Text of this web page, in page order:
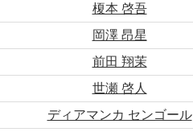
榎本 啓吾
岡澤 昂星
前田 翔茉
世瀬 啓人
ディアマンカ センゴール